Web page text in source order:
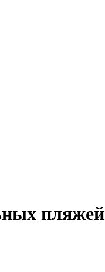
пляжей